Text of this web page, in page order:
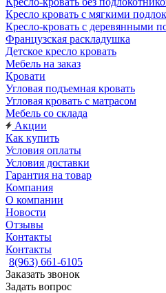
Кресло кровать с мягкими
Кресло-кровать с деревянными
Французская раскладушка
Детское кресло кровать
Мебель на заказ
Кровати
Угловая подъемная кровать
Угловая кровать с матрасом
Мебель со склада
Акции
Как купить
Условия оплаты
Условия доставки
Гарантия на товар
Компания
О компании
Новости
Отзывы
Контакты
Контакты
8(963) 661-6105
Заказать звонок
Задать вопрос